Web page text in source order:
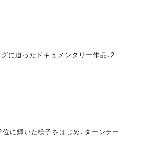
に迫ったドキュメンタリー作品、2
に輝いた様子をはじめ、ターンテー